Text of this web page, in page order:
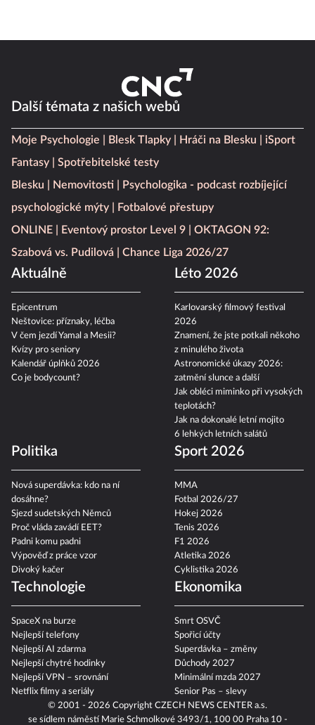
© 2001 - 2026 Copyright CZECH NEWS CENTER a.s.
se sídlem náměstí Marie Schmolkové 3493/1, 100 00 Praha 10 -
Další témata z našich webů
Moje Psychologie Blesk Tlapky Hráči na Blesku
iSport
Fantasy
Spotřebitelské testy
Blesku
Nemovitosti
Psychologika - podcast rozbíjející
psychologické mýty
Fotbalové přestupy
ONLINE
Eventový prostor Level 9
OKTAGON 92:
Szabová vs. Pudilová
Chance Liga 2026/27
Aktuálně
Epicentrum
Neštovice: příznaky, léčba
V čem jezdí Yamal a Mesii?
Kvízy pro seniory
Kalendář úplňků 2026
Co je bodycount?
Léto 2026
Karlovarský filmový festival
2026
Znamení, že jste potkali někoho
z minulého života
Astronomické úkazy 2026:
zatmění slunce a další
Jak obléci miminko při vysokých
teplotách?
Jak na dokonalé letní mojito
6 lehkých letních salátů
Politika
Nová superdávka: kdo na ní
dosáhne?
Sjezd sudetských Němců
Proč vláda zavádí EET?
Padni komu padni
Výpověď z práce vzor
Divoký kačer
Sport 2026
MMA
Fotbal 2026/27
Hokej 2026
Tenis 2026
F1 2026
Atletika 2026
Cyklistika 2026
Technologie
SpaceX na burze
Nejlepší telefony
Nejlepší AI zdarma
Nejlepší chytré hodinky
Nejlepší VPN – srovnání
Netflix filmy a seriály
Ekonomika
Smrt OSVČ
Spořicí účty
Superdávka – změny
Důchody 2027
Minimální mzda 2027
Senior Pas – slevy